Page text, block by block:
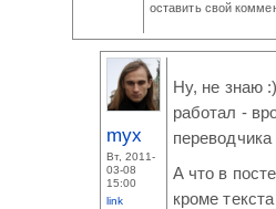
оставить свой
myx
Вт, 2011-
03-08
15:00
link
Ну, не знаю
работал -
переводчика
А что в
кроме